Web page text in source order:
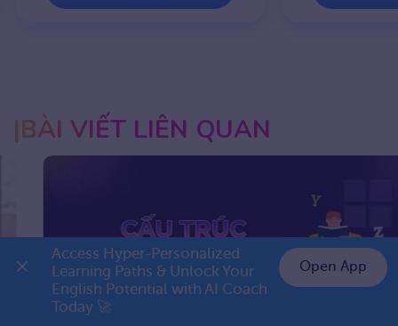
BÀI VIẾT LIÊN QUAN
👉 Premium 1 năm chỉ 799K
Access Hyper-Personalized
Learning Paths & Unlock Your
English Potential with AI Coach
Today 🚀
Open App